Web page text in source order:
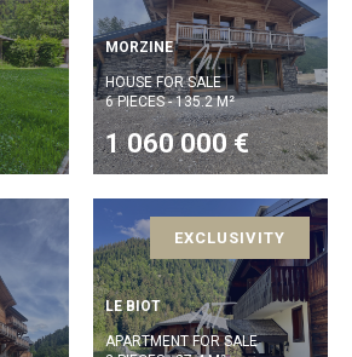
MORZINE
HOUSE FOR SALE
6 PIECES - 135.2 M²
1 060 000 €
EXCLUSIVITY
LE BIOT
APARTMENT FOR SALE